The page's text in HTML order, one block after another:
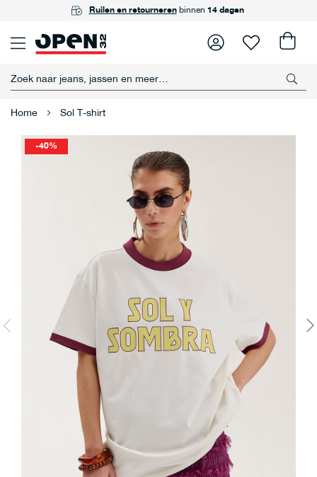
GRATIS ophalen in één van onze winkels
Ruilen en retourneren binnen 14 dagen
Achteraf betalen met Riverty
Home Sol T-shirt
-40%